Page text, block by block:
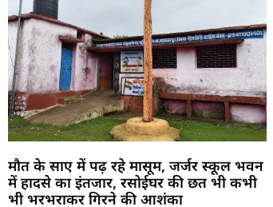
मौत के साए में पढ़ रहे मासूम, जर्जर स्कूल भवन
में हादसे का इंतजार, रसोईघर की छत भी कभी
भी भरभराकर गिरने की आशंका